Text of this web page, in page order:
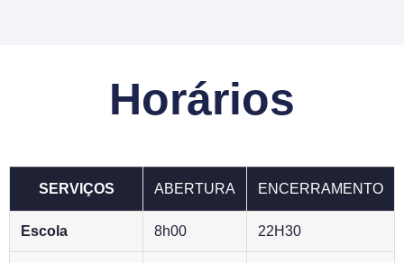
Horários
SERVIÇOS ABERTURA ENCERRAMENTO
Escola 8h00 22H30